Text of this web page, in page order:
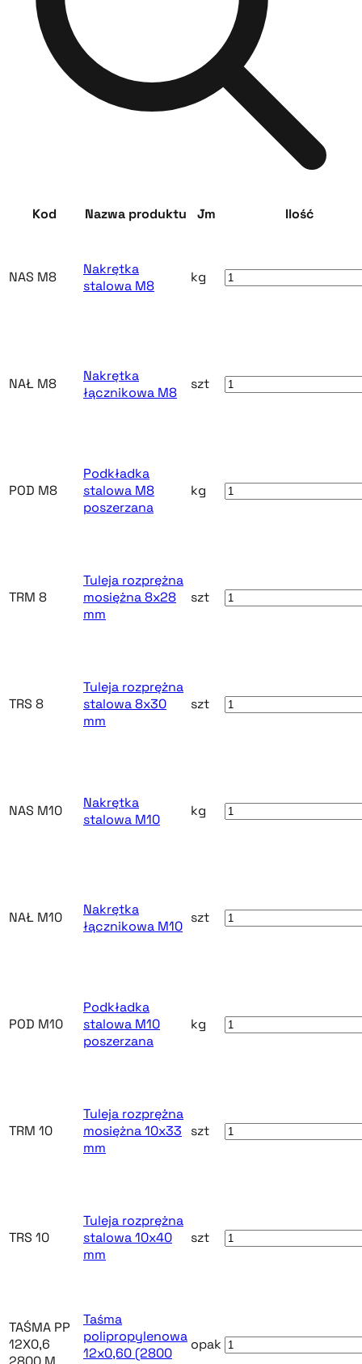
Kod Nazwa produktu Jm Ilość
NAS M8
Nakrętka
stalowa M8
kg
NAŁ M8
Nakrętka
łącznikowa M8
szt
POD M8
Podkładka
stalowa M8
poszerzana
kg
TRM 8
Tuleja rozprężna
mosiężna 8x28
mm
szt
TRS 8
Tuleja rozprężna
stalowa 8x30
mm
szt
NAS M10
Nakrętka
stalowa M10
kg
NAŁ M10
Nakrętka
łącznikowa M10
szt
POD M10
Podkładka
stalowa M10
poszerzana
kg
TRM 10
Tuleja rozprężna
mosiężna 10x33
mm
szt
TRS 10
Tuleja rozprężna
stalowa 10x40
mm
szt
TAŚMA PP
12X0,6
Taśma
polipropylenowa
12x0,60 (2800
opak